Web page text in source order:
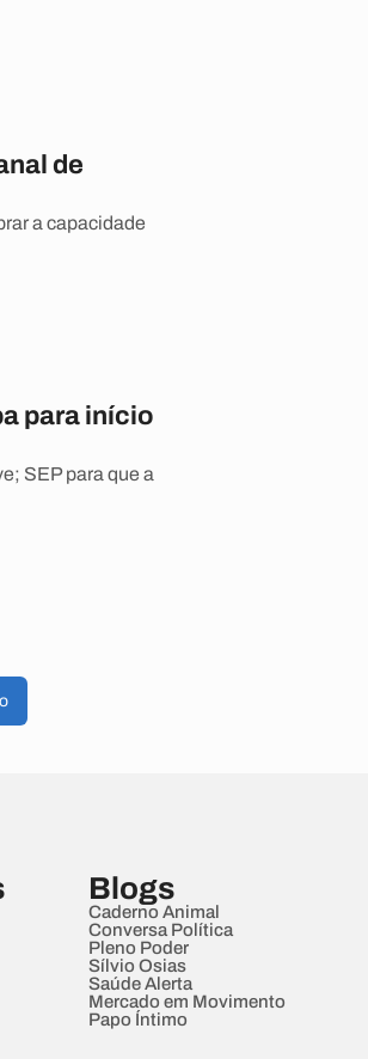
de
a capacidade
para início
SEP para que a
Blogs
Caderno Animal
Conversa Política
Pleno Poder
Sílvio Osias
Saúde Alerta
Mercado em Movimento
Papo Íntimo